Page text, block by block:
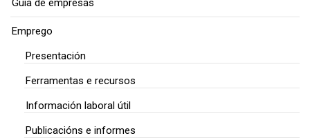
Guía de empresas
Emprego
Presentación
Ferramentas e recursos
Información laboral útil
Publicacións e informes